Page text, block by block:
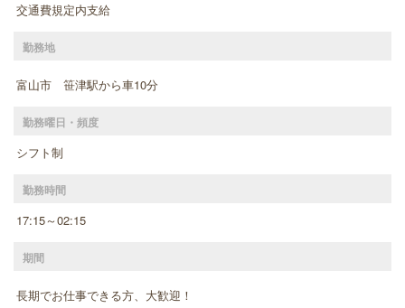
交通費規定内支給
勤務地
富山市 笹津駅から車10分
勤務曜日・頻度
シフト制
勤務時間
17:15～02:15
期間
長期でお仕事できる方、大歓迎！